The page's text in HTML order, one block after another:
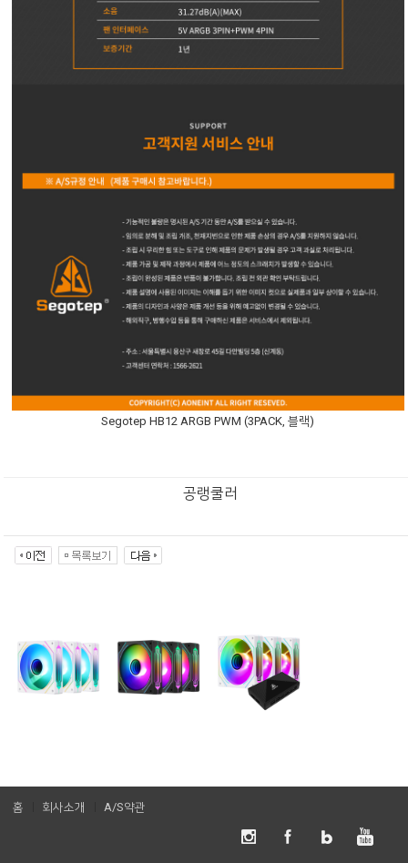
Segotep HB12 ARGB PWM (3PACK, 블랙)
공랭쿨러
홈 회사소개 A/S약관